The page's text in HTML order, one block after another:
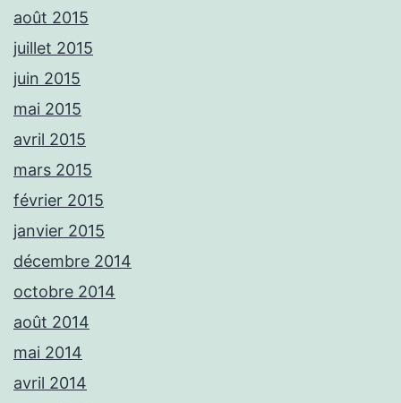
août 2015
juillet 2015
juin 2015
mai 2015
avril 2015
mars 2015
février 2015
janvier 2015
décembre 2014
octobre 2014
août 2014
mai 2014
avril 2014